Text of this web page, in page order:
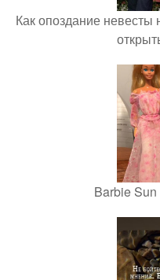
Как опоздание невесты
Barbie